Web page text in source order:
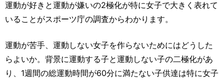
運動が好きと運動が嫌いの2極化が特に女子で大きく表れて
いることがスポーツ庁の調査からわかります。
運動が苦手、運動しない女子を作らないためにはどうした
らよいか。背景に運動する子と運動しない子の二極化があ
り、1週間の総運動時間が60分に満たない子供達は特に女子